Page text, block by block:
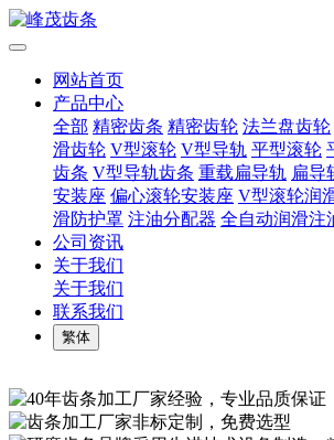
网站首页
产品中心
全部 精密齿条 精密齿轮 法兰盘齿轮
滑齿轮 V型滚轮 V型导轨 平型滚轮
齿条 V型导轨齿条 重载扁导轨 扁导
安装座 偏心滚轮安装座 V型滚轮润
滑防护罩 注油分配器 全自动润滑注
公司资讯
关于我们
关于我们
联系我们
繁体